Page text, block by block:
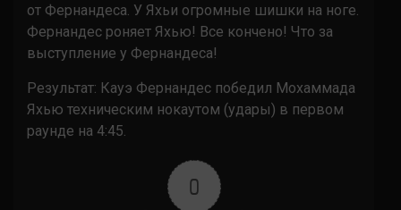
от Фернандеса. У Яхьи огромные шишки на ноге.
Фернандес роняет Яхью! Все кончено! Что за
выступление у Фернандеса!
Результат: Кауэ Фернандес победил Мохаммада
Яхью техническим нокаутом (удары) в первом
раунде на 4:45.
0